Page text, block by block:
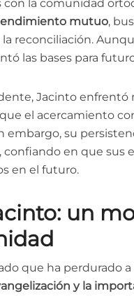
la comunidad
mutuo,
reconciliación.
las bases para
Jacinto enfrentó
el acercamiento
embargo, su
en que sus
en el futuro.
un
que ha perdurado a
y la